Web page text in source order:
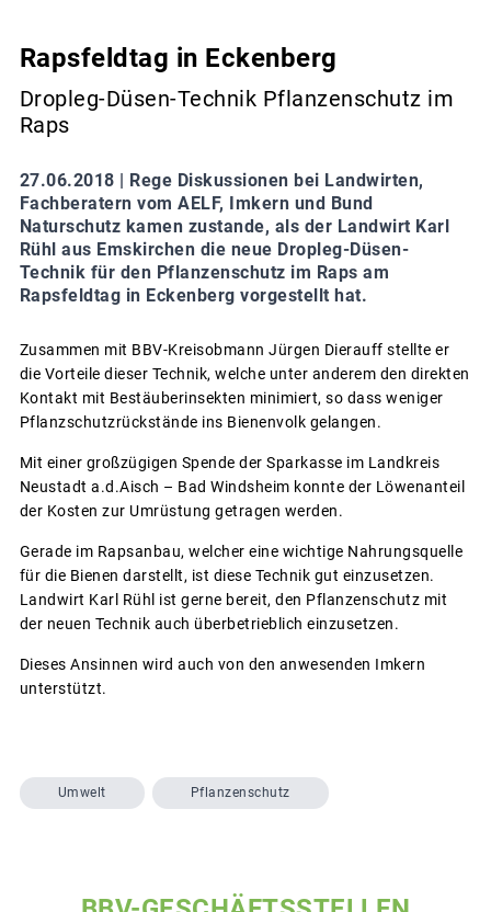
Rapsfeldtag in Eckenberg
Dropleg-Düsen-Technik Pflanzenschutz im
Raps
27.06.2018 | Rege Diskussionen bei Landwirten,
Fachberatern vom AELF, Imkern und Bund
Naturschutz kamen zustande, als der Landwirt Karl
Rühl aus Emskirchen die neue Dropleg-Düsen-
Technik für den Pflanzenschutz im Raps am
Rapsfeldtag in Eckenberg vorgestellt hat.
Zusammen mit BBV-Kreisobmann Jürgen Dierauff stellte er
die Vorteile dieser Technik, welche unter anderem den direkten
Kontakt mit Bestäuberinsekten minimiert, so dass weniger
Pflanzschutzrückstände ins Bienenvolk gelangen.
Mit einer großzügigen Spende der Sparkasse im Landkreis
Neustadt a.d.Aisch – Bad Windsheim konnte der Löwenanteil
der Kosten zur Umrüstung getragen werden.
Gerade im Rapsanbau, welcher eine wichtige Nahrungsquelle
für die Bienen darstellt, ist diese Technik gut einzusetzen.
Landwirt Karl Rühl ist gerne bereit, den Pflanzenschutz mit
der neuen Technik auch überbetrieblich einzusetzen.
Dieses Ansinnen wird auch von den anwesenden Imkern
unterstützt.
Umwelt Pflanzenschutz